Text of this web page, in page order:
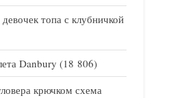
топа с клубничкой
Danbury (18 806)
крючком схема